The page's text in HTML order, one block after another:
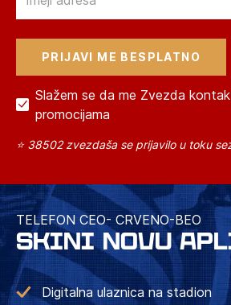
Slažem se da me Zvezda
promocijama
⭐ 38502 zvezdaša se prijavilo u toku
TELEFON CEO- CRVENO-BEO
SKINI NOVU
Digitalna ulaznica na stadion